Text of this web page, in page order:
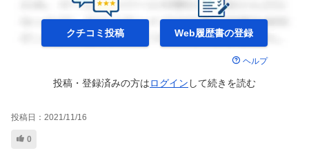
クチコミ投稿 Web履歴書の登録
ヘルプ
投稿・登録済みの方はログイン して続きを読む
投稿日： 2021/11/16
0